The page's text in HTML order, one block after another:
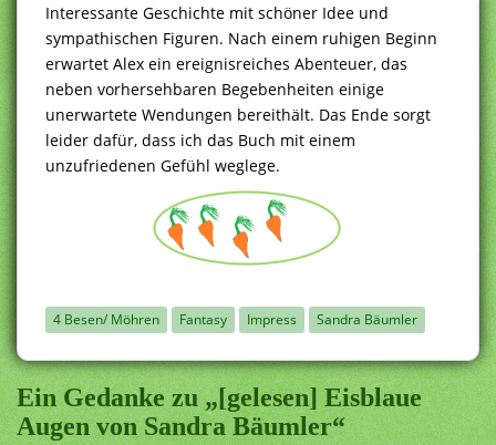
Interessante Geschichte mit schöner Idee und
sympathischen Figuren. Nach einem ruhigen Beginn
erwartet Alex ein ereignisreiches Abenteuer, das
neben vorhersehbaren Begebenheiten einige
unerwartete Wendungen bereithält. Das Ende sorgt
leider dafür, dass ich das Buch mit einem
unzufriedenen Gefühl weglege.
4 Besen/ Möhren Fantasy Impress Sandra Bäumler
Ein Gedanke zu „[gelesen] Eisblaue
Augen von Sandra Bäumler“